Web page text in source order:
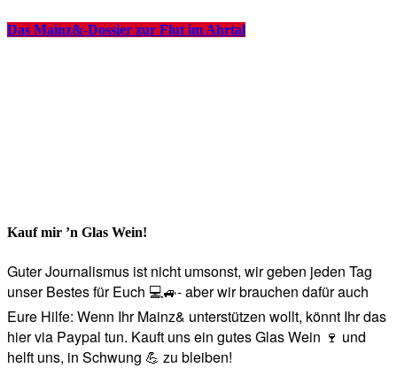
Das Mainz&-Dossier zur Flut im Ahrtal
Kauf mir ’n Glas Wein!
Guter Journalismus ist nicht umsonst, wir geben jeden Tag
unser Bestes für Euch 💻🚙- aber wir brauchen dafür auch
Eure Hilfe: Wenn Ihr Mainz& unterstützen wollt, könnt Ihr das
hier via Paypal tun. Kauft uns ein gutes Glas Wein 🍷 und
helft uns, in Schwung 💪 zu bleiben!